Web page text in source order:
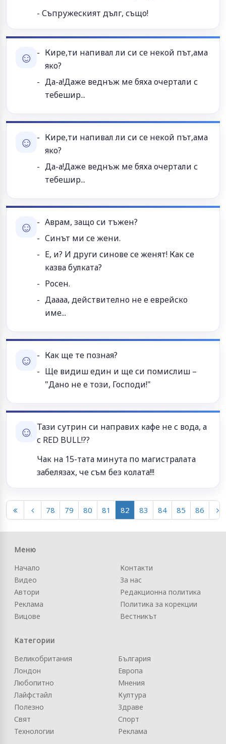
- Съпружеският дълг, също!
☺
Кире,ти напивал ли си се некой път,ама
яко?
Да-а!Даже веднъж ме бяха очертали с
тебешир...
☺
Кире,ти напивал ли си се некой път,ама
яко?
Да-а!Даже веднъж ме бяха очертали с
тебешир...
☺
Аврам, защо си тъжен?
Синът ми се жени.
Е, и? И други синове се женят! Как се
казва булката?
Росен.
Даааа, действително не е еврейско
име...
☺
Как ще те позная?
Ще видиш един и ще си помислиш –
"Дано не е този, Господи!"
☺
Тази сутрин си направих кафе не с вода, а
с RED BULL!??
Чак на 15-тата минута по магистралата
забелязах, че съм без колата!!!
78 79 80 81 82 83 84 85 86
Меню
Начало
Видео
Автори
Реклама
Вицове
Контакти
За нас
Редакционна политика
Политика за корекции
Вестникът
Категории
Великобритания
Лондон
Любопитно
Лайфстайл
Полезно
Свят
Технологии
България
Европа
Мнения
Култура
Здраве
Спорт
Реклама